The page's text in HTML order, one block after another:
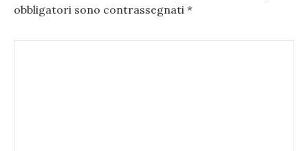
obbligatori sono contrassegnati *